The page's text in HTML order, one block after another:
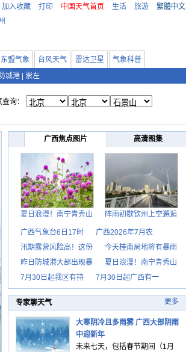
加入收藏 打印 中国天气首页 生活 旅游
繁體中文
东盟气象 台风天气 雷达卫星
气象科普
防城港 崇左
询：
广西焦点图片 高清图集
夏日浪漫！南宁青秀山 阵雨初歇钦州上空邂逅
广西气象台6日17时
广西2026年7月农
汛期露营风险高！这份
今天桂南局地将有暴雨
昨日防城港大部出现暴
夏日浪漫！南宁青秀山
7月30日起我区有持
7月30日起广西有一
专家聊天气 更多
大寒阴冷且多雨雾 广西大部阴雨
中迎新年
未来七天，包括春节期间（1月